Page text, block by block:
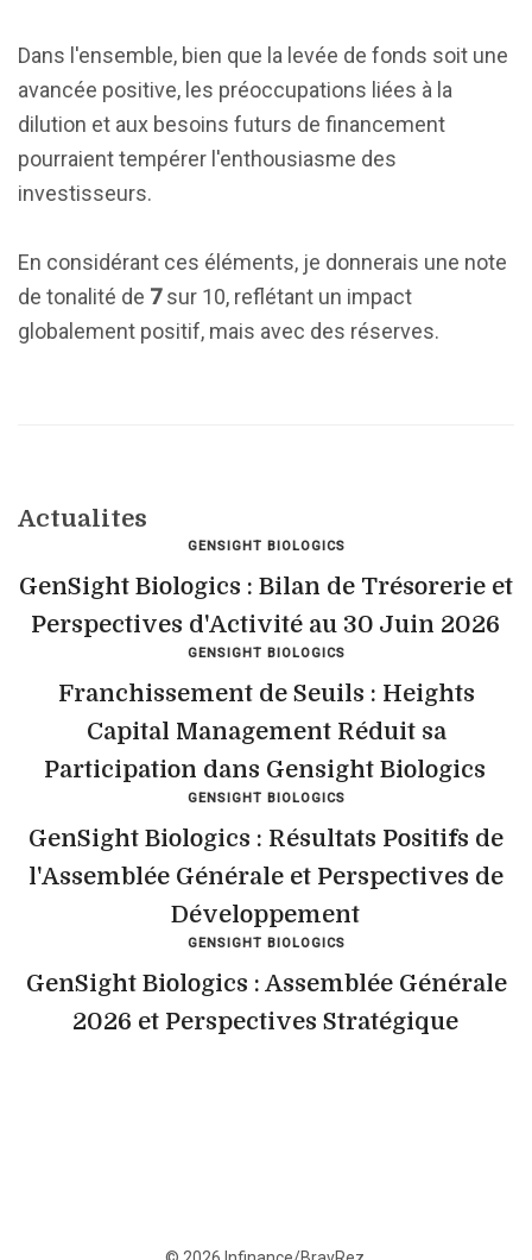
Dans l'ensemble, bien que la levée de fonds soit une
avancée positive, les préoccupations liées à la
dilution et aux besoins futurs de financement
pourraient tempérer l'enthousiasme des
investisseurs.
En considérant ces éléments, je donnerais une note
de tonalité de 7sur 10, reflétant un impact
globalement positif, mais avec des réserves.
Actualites
GENSIGHT BIOLOGICS
GenSight Biologics : Bilan de Trésorerie et
Perspectives d'Activité au 30 Juin 2026
GENSIGHT BIOLOGICS
Franchissement de Seuils : Heights
Capital Management Réduit sa
Participation dans Gensight Biologics
GENSIGHT BIOLOGICS
GenSight Biologics : Résultats Positifs de
l'Assemblée Générale et Perspectives de
Développement
GENSIGHT BIOLOGICS
GenSight Biologics : Assemblée Générale
2026 et Perspectives Stratégique